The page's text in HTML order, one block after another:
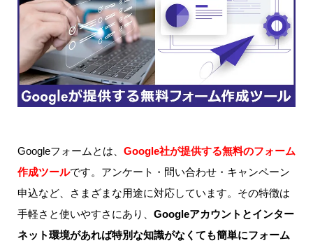
Googleフォームとは、 Google社が提供する無料のフォーム
作成ツールです。アンケート・問い合わせ・キャンペーン
申込など、さまざまな用途に対応しています。その特徴は
手軽さと使いやすさにあり、 Googleアカウントとインター
ネット環境があれば特別な知識がなくても簡単にフォーム